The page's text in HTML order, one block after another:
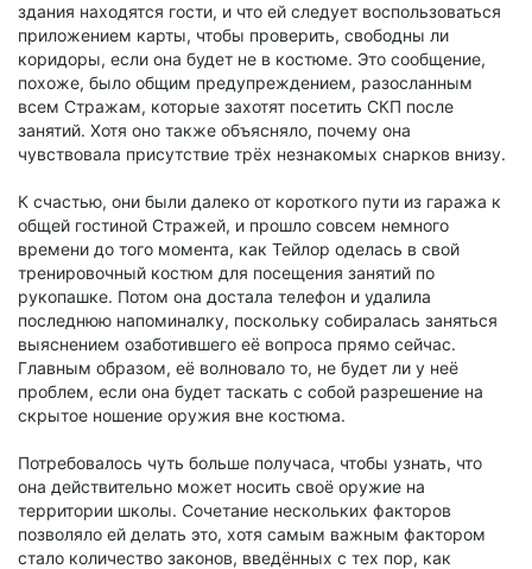
здания находятся гости, и что ей следует воспользоваться
приложением карты, чтобы проверить, свободны ли
коридоры, если она будет не в костюме. Это сообщение,
похоже, было общим предупреждением, разосланным
всем Стражам, которые захотят посетить СКП после
занятий. Хотя оно также объясняло, почему она
чувствовала присутствие трёх незнакомых снарков внизу.
К счастью, они были далеко от короткого пути из гаража к
общей гостиной Стражей, и прошло совсем немного
времени до того момента, как Тейлор оделась в свой
тренировочный костюм для посещения занятий по
рукопашке. Потом она достала телефон и удалила
последнюю напоминалку, поскольку собиралась заняться
выяснением озаботившего её вопроса прямо сейчас.
Главным образом, её волновало то, не будет ли у неё
проблем, если она будет таскать с собой разрешение на
скрытое ношение оружия вне костюма.
Потребовалось чуть больше получаса, чтобы узнать, что
она действительно может носить своё оружие на
территории школы. Сочетание нескольких факторов
позволяло ей делать это, хотя самым важным фактором
стало количество законов, введённых с тех пор, как